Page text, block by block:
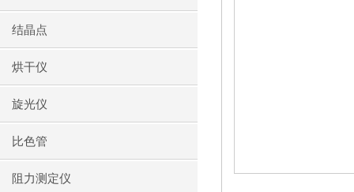
结晶点
烘干仪
旋光仪
比色管
阻力测定仪